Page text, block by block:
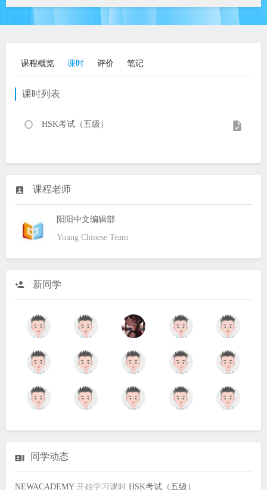
课程概览 课时 评价 笔记
课时列表
HSK考试（五级）
课程老师
阳阳中文编辑部
Young Chinese Team
新同学
同学动态
NEWACADEMY开始学习课时 HSK考试（五级）